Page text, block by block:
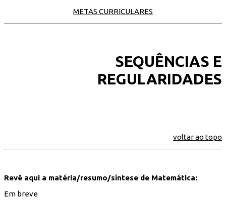
METAS CURRICULARES
SEQUÊNCIAS E
REGULARIDADES
voltar ao topo
Revê aqui a matéria/resumo/síntese de Matemática:
Em breve